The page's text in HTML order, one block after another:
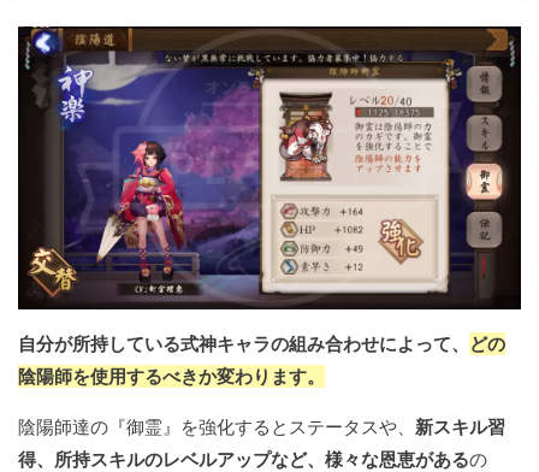
自分が所持している式神キャラの組み合わせによって、
どの
陰陽師を使用するべきか変わります。
陰陽師達の『御霊』を強化するとステータスや、 新スキル習
得、所持スキルのレベルアップなど、様々な恩恵があるの